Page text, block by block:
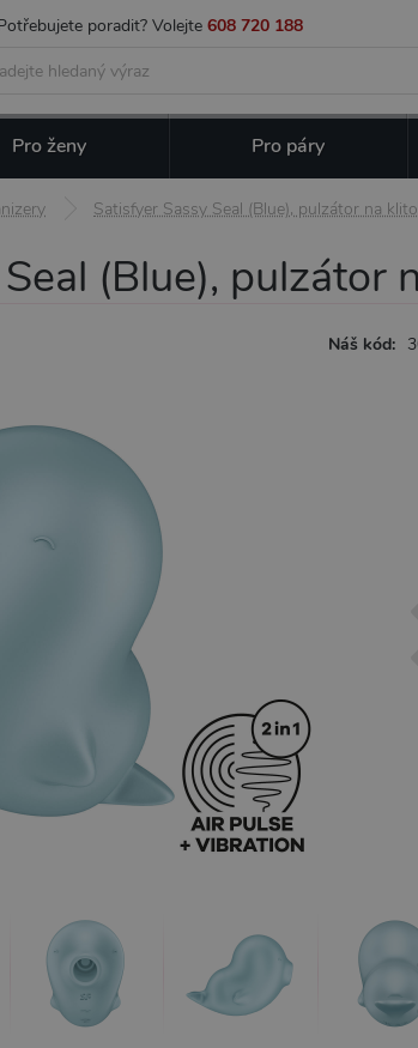
poradit? Volejte 608 720 188
Pro ženy Pro páry
Satisfyer Sassy Seal (Blue), pulzátor na
(Blue), pulzátor
Náš kód: